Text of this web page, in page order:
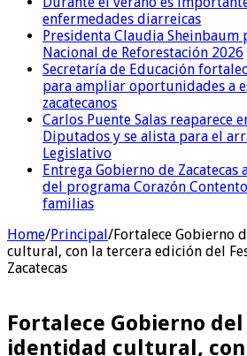
enfermedades diarreicas
Presidenta Claudia Sheinbaum
Nacional de Reforestación 2026
Secretaría de Educación
para ampliar oportunidades a
zacatecanos
Carlos Puente Salas reaparece
Diputados y se alista para el
Legislativo
Entrega Gobierno de
del programa Corazón
familias
Home/Principal/Fortalece Gobierno
cultural, con la tercera edición del
Zacatecas
Fortalece Gobierno del
identidad cultural,